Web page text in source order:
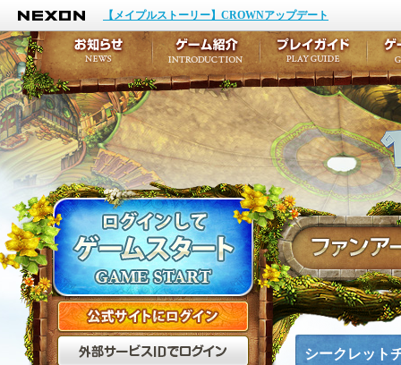
NEXON
【メイプルストーリー】CROWNアップデート
公式サイトにログイン
外部サービスIDでログ
シークレット
お知らせ
イベント
アップデート
メンテナンス
ゲーム紹介
キャラクター作成
テイルズ初級者講座
ここだけは知ってお